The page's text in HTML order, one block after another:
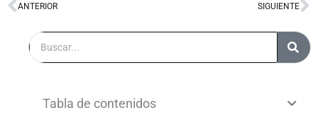
Ant
ANTERIOR SIGUIENTE
Buscar
Tabla de contenidos